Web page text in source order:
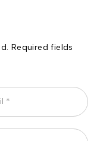
Required fields